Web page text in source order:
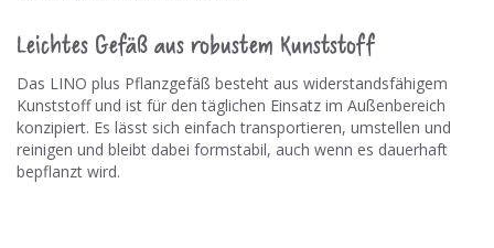
Leichtes Gefäß aus robustem Kunststoff
Das LINO plus Pflanzgefäß besteht aus widerstandsfähigem
Kunststoff und ist für den täglichen Einsatz im Außenbereich
konzipiert. Es lässt sich einfach transportieren, umstellen und
reinigen und bleibt dabei formstabil, auch wenn es dauerhaft
bepflanzt wird.